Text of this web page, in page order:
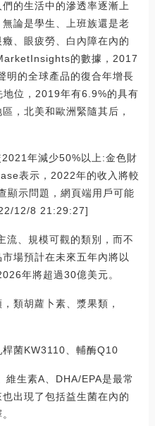
的生活中的滲透率逐漸上
論是學生、上班族還是老
、眼疲勞、白內障在內的
的數據，2017
明的全球產品的復合年增長
位，2019年有6.9%的具有
，北美和歐洲緊隨其后，
年減少50%以上:金色財
表示，2022年的收入將較
顯示問題，網頁端用戶可能
12/8 21:29:27]
流、規模可觀的類別，而不
場預計在未來五年內將以
年將超過30億美元。
類胡蘿卜素、漿果類，
菌KW3110、輔酶Q10
維生素A、DHA/EPA是最常
出現了包括益生菌在內的